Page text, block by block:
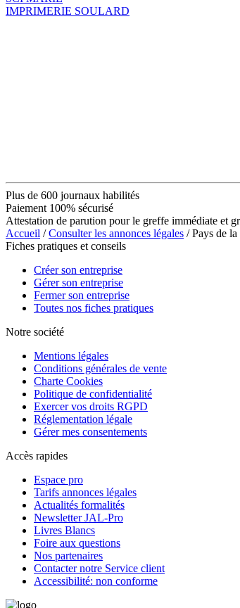
IMPRIMERIE SOULARD
Plus de 600 journaux habilités
Paiement 100% sécurisé
Attestation de parution pour le greffe immédiate et
Accueil /Consulter les annonces légales / Pays de
Fiches pratiques et conseils
Créer son entreprise
Gérer son entreprise
Fermer son entreprise
Toutes nos fiches pratiques
Notre société
Mentions légales
Conditions générales de vente
Charte Cookies
Politique de confidentialité
Exercer vos droits RGPD
Réglementation légale
Gérer mes consentements
Accès rapides
Espace pro
Tarifs annonces légales
Actualités formalités
Newsletter JAL-Pro
Livres Blancs
Foire aux questions
Nos partenaires
Contacter notre Service client
Accessibilité: non conforme